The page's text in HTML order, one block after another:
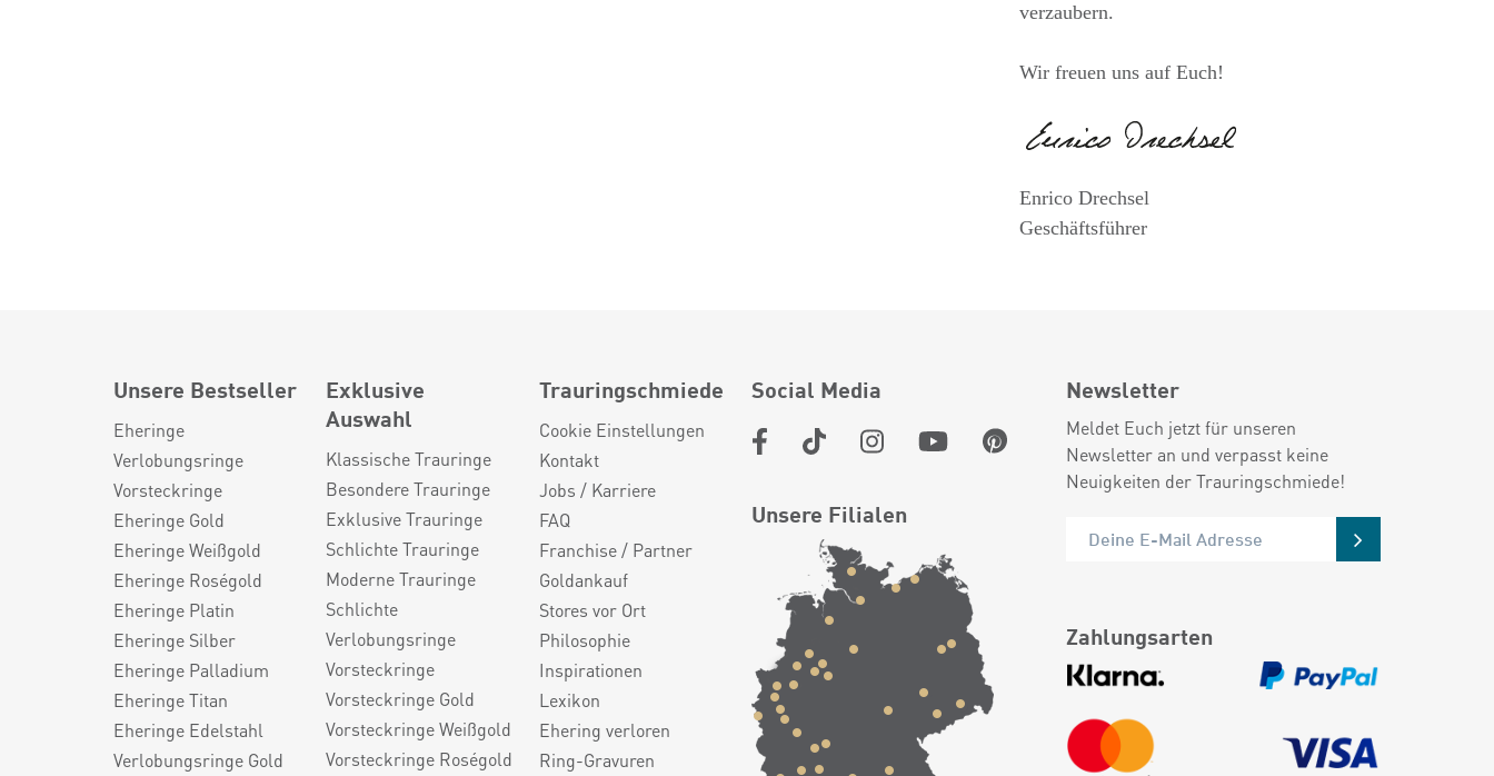
verzaubern.
Wir freuen uns auf Euch!
Enrico Drechsel
Geschäftsführer
Unsere Bestseller
Eheringe
Verlobungsringe
Vorsteckringe
Eheringe Gold
Eheringe Weißgold
Eheringe Roségold
Eheringe Platin
Eheringe Silber
Eheringe Palladium
Eheringe Titan
Eheringe Edelstahl
Verlobungsringe Gold
Exklusive
Auswahl
Klassische Trauringe
Besondere Trauringe
Exklusive Trauringe
Schlichte Trauringe
Moderne Trauringe
Schlichte
Verlobungsringe
Vorsteckringe
Vorsteckringe Gold
Vorsteckringe Weißgold
Vorsteckringe Roségold
Trauringschmiede
Cookie Einstellungen
Kontakt
Jobs / Karriere
FAQ
Franchise / Partner
Goldankauf
Stores vor Ort
Philosophie
Inspirationen
Lexikon
Ehering verloren
Ring-Gravuren
Social Media
Unsere Filialen
Newsletter
Meldet Euch jetzt für unseren
Newsletter an und verpasst keine
Neuigkeiten der Trauringschmiede!
Zahlungsarten